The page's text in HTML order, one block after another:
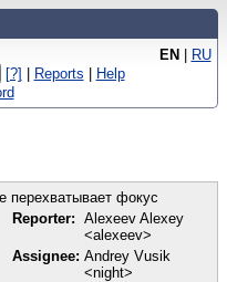
EN | RU
[?] | Reports | Help
перехватывает фокус
Reporter: Alexeev Alexey
<alexeev>
Assignee: Andrey Vusik
<night>